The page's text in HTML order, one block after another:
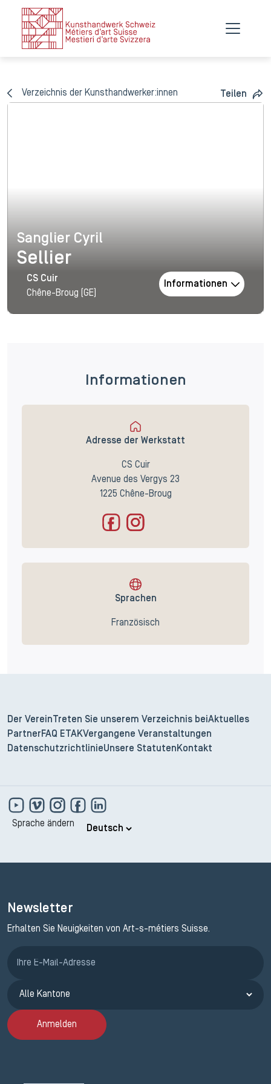
Verzeichnis der Kunsthandwerker:innen Teilen
Sanglier Cyril
Sanglier Cyril
Sellier
CS Cuir
Chêne-Broug (GE)
Informationen
Informationen
Adresse der Werkstatt
CS Cuir
Avenue des Vergys 23
1225 Chêne-Broug
Sprachen
Französisch
Der Verein Treten Sie unserem Verzeichnis bei Aktuelles
Partner FAQ ETAKVergangene Veranstaltungen
DatenschutzrichtlinieUnsere Statuten Kontakt
Sprache ändern
Newsletter
Erhalten Sie Neuigkeiten von Art-s-métiers Suisse.
Anmelden